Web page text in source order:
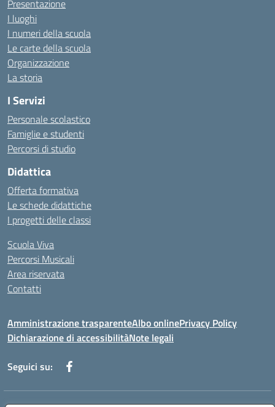
Presentazione
I luoghi
I numeri della scuola
Le carte della scuola
Organizzazione
La storia
I Servizi
Personale scolastico
Famiglie e studenti
Percorsi di studio
Didattica
Offerta formativa
Le schede didattiche
I progetti delle classi
Scuola Viva
Percorsi Musicali
Area riservata
Contatti
Amministrazione trasparenteAlbo onlinePrivacy Policy
Dichiarazione di accessibilitàNote legali
Seguici su: